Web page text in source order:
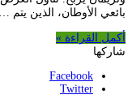
بائعي الأوطان، الذين يتم …
أكمل القراءة »
شاركها
Facebook
Twitter